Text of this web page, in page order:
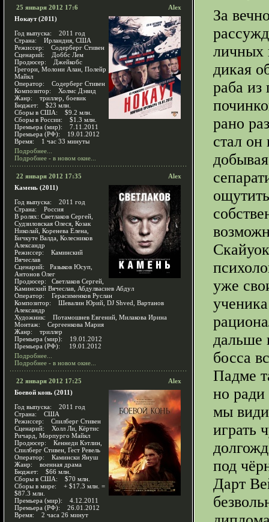
25 января 2012 17:6
Alex
Нокаут (2011)
Год выпуска: 2011 год
Страна: Ирландия, США
Режиссер: Содерберг Стивен
Сценарий: Доббс Лем
Продюсер: Джейкобс
Грегори, Молони Алан, Полейр
Майкл
Оператор: Содерберг Стивен
Композитор: Холмс Дэвид
Жанр: триллер, боевик
Бюджет: $23 млн.
Сборы в США: $9.2 млн.
Сборы в России: $1.3 млн.
Премьера (мир): 7.11.2011
Премьера (РФ): 19.01.2012
Время: 1 час 33 минуты
Подробнее...
Подробнее - в новом окне...
22 января 2012 17:35
Alex
Камень (2011)
Год выпуска: 2011 год
Страна: Россия
В ролях: Светлаков Сергей,
Судзиловская Олеся, Козак
Николай, Коренева Елена,
Бичкуте Валда, Колесников
Александр
Режиссер: Каминский
Вячеслав
Сценарий: Разыков Юсуп,
Антонов Олег
Продюсер: Светлаков Сергей,
Каминский Вячеслав, Абдулвасиев Абдул
Оператор: Герасименков Руслан
Композитор: Шевалин Юрий, DJ Shved, Вартанов
Александр
Художник: Потамошнев Евгений, Милакова Ирина
Монтаж: Сергеенкова Мария
Жанр: триллер
Премьера (мир): 19.01.2012
Премьера (РФ): 19.01.2012
Подробнее...
Подробнее - в новом окне...
22 января 2012 17:25
Alex
Боевой конь (2011)
Год выпуска: 2011 год
Страна: США
Режиссер: Спилберг Стивен
Сценарий: Холл Ли, Кёртис
Ричард, Морпурго Майкл
Продюсер: Кеннеди Кэтлин,
Спилберг Стивен, Гест Ревель
Оператор: Камински Януш
Жанр: военная драма
Бюджет: $66 млн.
Сборы в США: $70 млн.
Сборы в мире: + $17.3 млн. =
$87.3 млн.
Премьера (мир): 4.12.2011
Премьера (РФ): 26.01.2012
Время: 2 часа 26 минут
За
личных
дикая
раба из
рано
стал он
уже
дальше
босса
Падме
но ради
мы
играть
под
Дарт